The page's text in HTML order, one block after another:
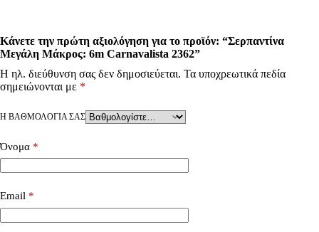
Κάνετε την πρώτη αξιολόγηση για το προϊόν: “Σερπαντίνα
Μεγάλη Μάκρος: 6m Carnavalista 2362”
Η ηλ. διεύθυνση σας δεν δημοσιεύεται. Τα υποχρεωτικά πεδία
σημειώνονται με *
Η ΒΑΘΜΟΛΟΓΊΑ ΣΑΣ
Όνομα *
Email *